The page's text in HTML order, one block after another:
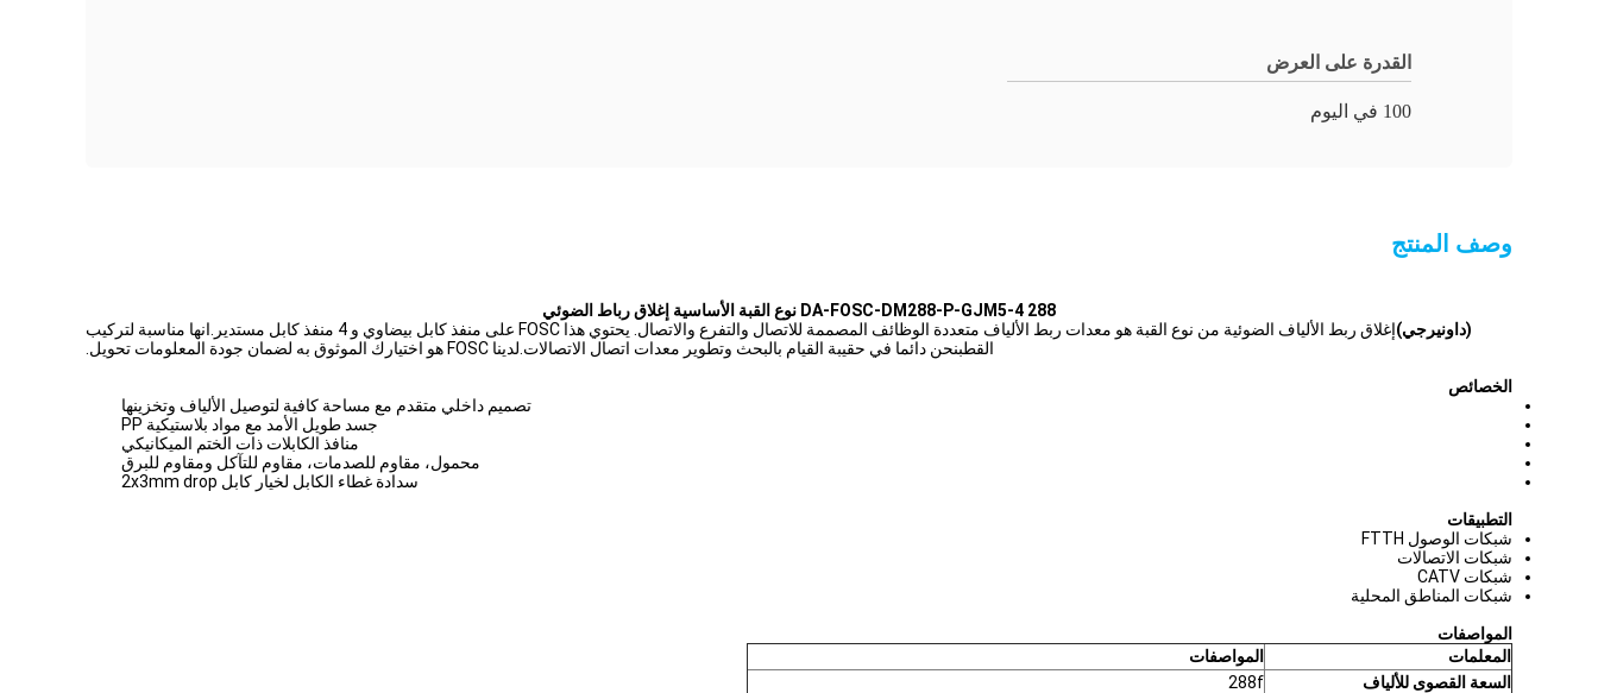
القدرة على العرض
100 في اليوم
وصف المنتج
DA-FOSC-DM288-P-GJM5-4 288 نوع القبة الأساسية إغلاق رباط الضوئي
(داونيرجي)
إغلاق ربط الألياف الضوئية من نوع القبة هو معدات ربط الألياف متعددة الوظائف المصممة للاتصال والتفرع والاتصال. يحتوي هذا FOSC على منفذ كابل بيضاوي و 4 منفذ كابل مستدير.انها مناسبة لتركيب
القطبنحن دائما في حقيبة القيام بالبحث وتطوير معدات اتصال الاتصالات.لدينا FOSC هو اختيارك الموثوق به لضمان جودة المعلومات تحويل.
الخصائص
تصميم داخلي متقدم مع مساحة كافية لتوصيل الألياف وتخزينها
جسد طويل الأمد مع مواد بلاستيكية PP
منافذ الكابلات ذات الختم الميكانيكي
محمول، مقاوم للصدمات، مقاوم للتآكل ومقاوم للبرق
سدادة غطاء الكابل لخيار كابل 2x3mm drop
التطبيقات
شبكات الوصول FTTH
شبكات الاتصالات
شبكات CATV
شبكات المناطق المحلية
المواصفات
المعلمات
المواصفات
السعة القصوى للألياف
288f